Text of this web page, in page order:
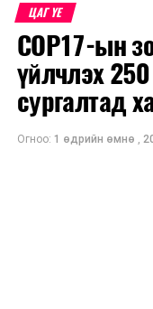
“Петрочайна Дачин
талаар мэдээлэл
ӨМНӨХ МЭДЭЭ
БОХХААБХ-ны
төлөөлөгчидтэй
ЦАГ ҮЕ
COP17-ын
үйлчлэх
сургалтад
Огноо: 1 өдрийн өмнө ,